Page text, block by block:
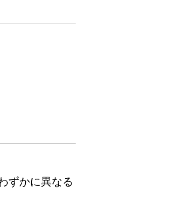
ずかに異なる